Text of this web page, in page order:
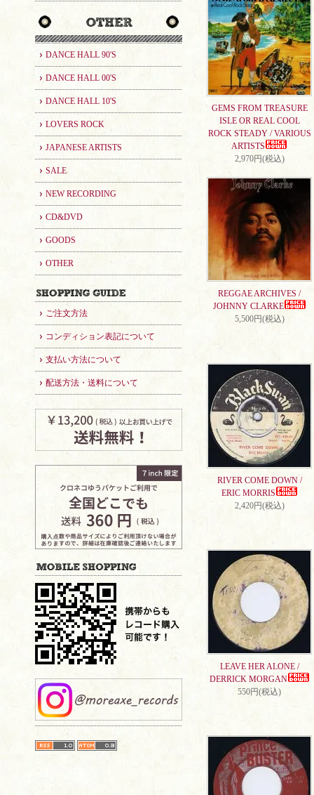
DANCE HALL 90'S
DANCE HALL 00'S
DANCE HALL 10'S
LOVERS ROCK
JAPANESE ARTISTS
SALE
NEW RECORDING
CD&DVD
GOODS
OTHER
ご注文方法
コンディション表記について
支払い方法について
配送方法・送料について
GEMS FROM TREASURE
ISLE OR REAL COOL
ROCK STEADY / VARIOUS
ARTISTS
2,970円(税込)
REGGAE ARCHIVES /
JOHNNY CLARKE
5,500円(税込)
RIVER COME DOWN /
ERIC MORRIS
2,420円(税込)
LEAVE HER ALONE /
DERRICK MORGAN
550円(税込)